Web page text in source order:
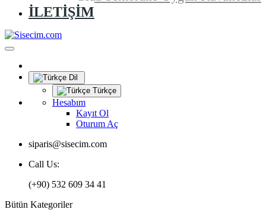
İLETIŞIM
Dil
Türkçe
Hesabım
Kayıt Ol
Oturum Aç
siparis@sisecim.com
Call Us:
(+90) 532 609 34 41
Bütün Kategoriler